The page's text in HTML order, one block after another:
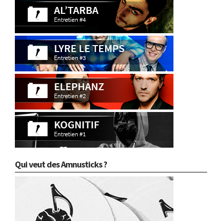
Qui veut des Amnusticks ?